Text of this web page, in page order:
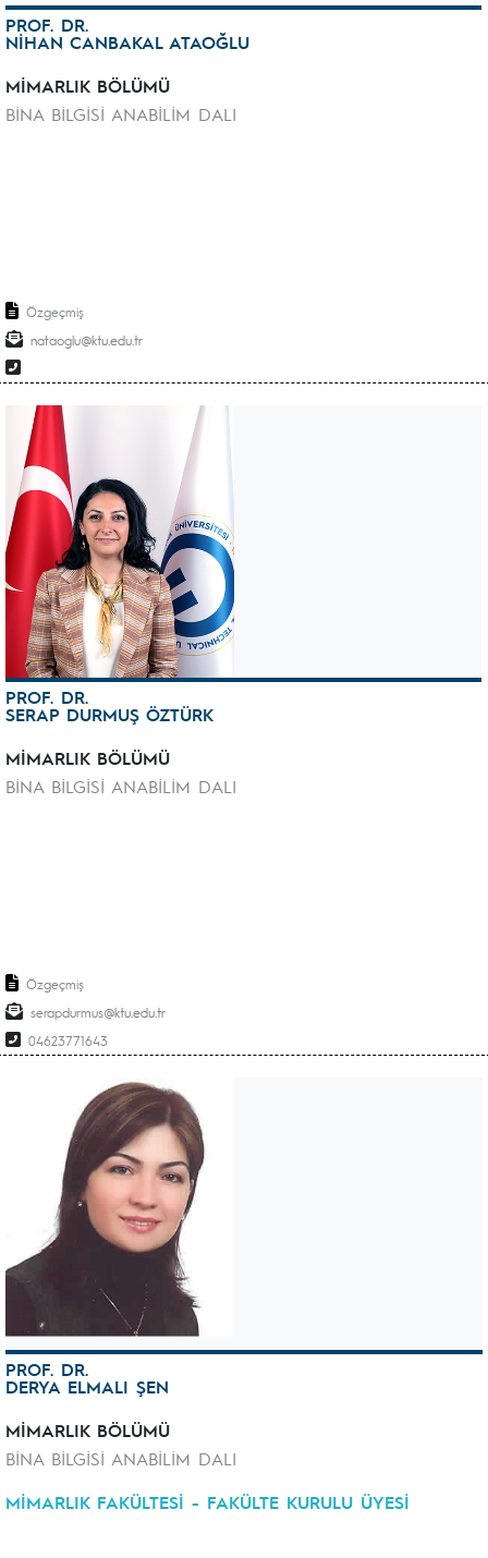
PROF. DR.
NİHAN CANBAKAL ATAOĞLU
MİMARLIK BÖLÜMÜ
BİNA BİLGİSİ ANABİLİM DALI
Özgeçmiş
nataoglu
PROF. DR.
SERAP DURMUŞ ÖZTÜRK
MİMARLIK BÖLÜMÜ
BİNA BİLGİSİ ANABİLİM DALI
Özgeçmiş
serapdurmus
04623771643
PROF. DR.
DERYA ELMALI ŞEN
MİMARLIK BÖLÜMÜ
BİNA BİLGİSİ ANABİLİM DALI
MİMARLIK FAKÜLTESİ - FAKÜLTE KURULU ÜYESİ